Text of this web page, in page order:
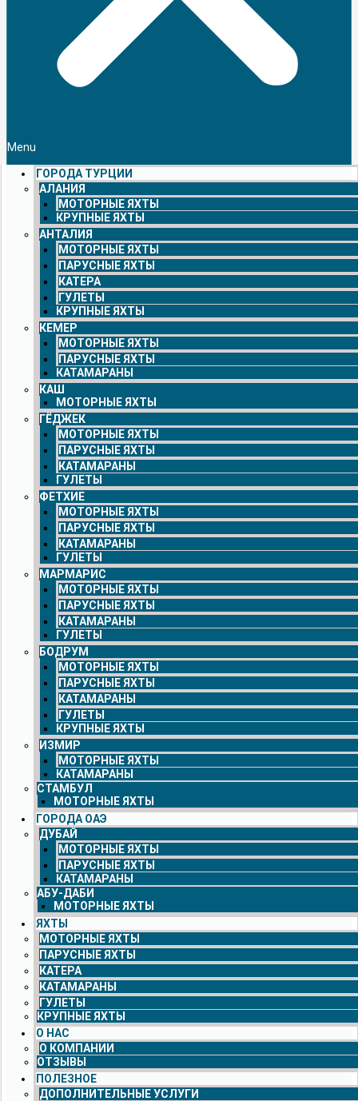
Menu
ГОРОДА ТУРЦИИ
АЛАНИЯ
МОТОРНЫЕ ЯХТЫ
КРУПНЫЕ ЯХТЫ
АНТАЛИЯ
МОТОРНЫЕ ЯХТЫ
ПАРУСНЫЕ ЯХТЫ
КАТЕРА
ГУЛЕТЫ
КРУПНЫЕ ЯХТЫ
КЕМЕР
МОТОРНЫЕ ЯХТЫ
ПАРУСНЫЕ ЯХТЫ
КАТАМАРАНЫ
КАШ
МОТОРНЫЕ ЯХТЫ
ГЁДЖЕК
МОТОРНЫЕ ЯХТЫ
ПАРУСНЫЕ ЯХТЫ
КАТАМАРАНЫ
ГУЛЕТЫ
ФЕТХИЕ
МОТОРНЫЕ ЯХТЫ
ПАРУСНЫЕ ЯХТЫ
КАТАМАРАНЫ
ГУЛЕТЫ
МАРМАРИС
МОТОРНЫЕ ЯХТЫ
ПАРУСНЫЕ ЯХТЫ
КАТАМАРАНЫ
ГУЛЕТЫ
БОДРУМ
МОТОРНЫЕ ЯХТЫ
ПАРУСНЫЕ ЯХТЫ
КАТАМАРАНЫ
ГУЛЕТЫ
КРУПНЫЕ ЯХТЫ
ИЗМИР
МОТОРНЫЕ ЯХТЫ
КАТАМАРАНЫ
СТАМБУЛ
МОТОРНЫЕ ЯХТЫ
ГОРОДА ОАЭ
ДУБАЙ
МОТОРНЫЕ ЯХТЫ
ПАРУСНЫЕ ЯХТЫ
КАТАМАРАНЫ
АБУ-ДАБИ
МОТОРНЫЕ ЯХТЫ
ЯХТЫ
МОТОРНЫЕ ЯХТЫ
ПАРУСНЫЕ ЯХТЫ
КАТЕРА
КАТАМАРАНЫ
ГУЛЕТЫ
КРУПНЫЕ ЯХТЫ
О НАС
О КОМПАНИИ
ОТЗЫВЫ
ПОЛЕЗНОЕ
ДОПОЛНИТЕЛЬНЫЕ УСЛУГИ